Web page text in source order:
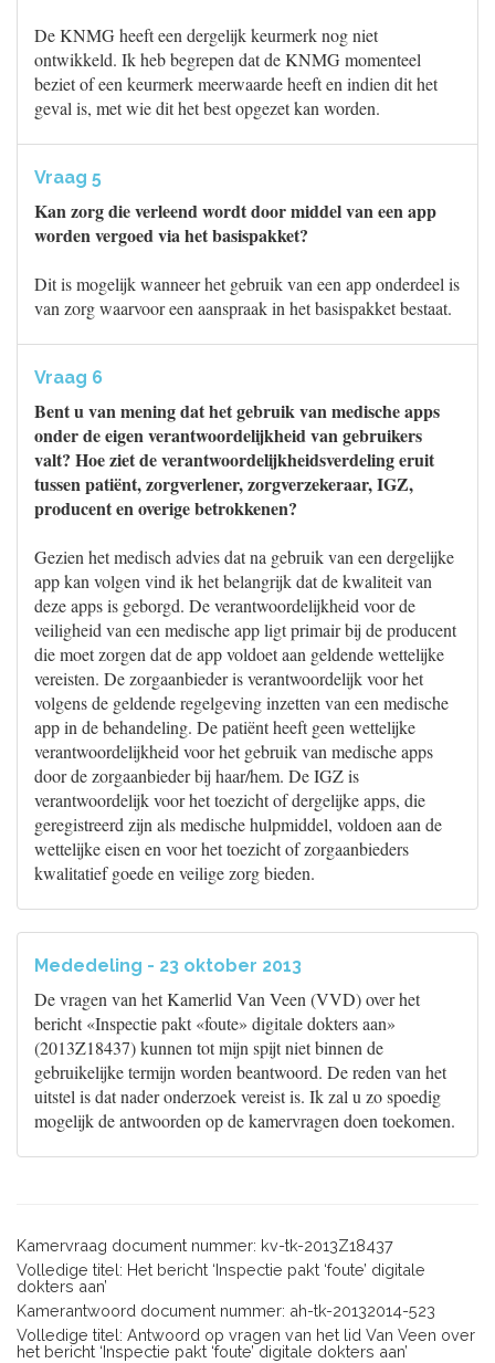
De KNMG heeft een dergelijk keurmerk nog niet
ontwikkeld. Ik heb begrepen dat de KNMG momenteel
beziet of een keurmerk meerwaarde heeft en indien dit het
geval is, met wie dit het best opgezet kan worden.
Vraag 5
Kan zorg die verleend wordt door middel van een app
worden vergoed via het basispakket?
Dit is mogelijk wanneer het gebruik van een app onderdeel is
van zorg waarvoor een aanspraak in het basispakket bestaat.
Vraag 6
Bent u van mening dat het gebruik van medische apps
onder de eigen verantwoordelijkheid van gebruikers
valt? Hoe ziet de verantwoordelijkheidsverdeling eruit
tussen patiënt, zorgverlener, zorgverzekeraar, IGZ,
producent en overige betrokkenen?
Gezien het medisch advies dat na gebruik van een dergelijke
app kan volgen vind ik het belangrijk dat de kwaliteit van
deze apps is geborgd. De verantwoordelijkheid voor de
veiligheid van een medische app ligt primair bij de producent
die moet zorgen dat de app voldoet aan geldende wettelijke
vereisten. De zorgaanbieder is verantwoordelijk voor het
volgens de geldende regelgeving inzetten van een medische
app in de behandeling. De patiënt heeft geen wettelijke
verantwoordelijkheid voor het gebruik van medische apps
door de zorgaanbieder bij haar/hem. De IGZ is
verantwoordelijk voor het toezicht of dergelijke apps, die
geregistreerd zijn als medische hulpmiddel, voldoen aan de
wettelijke eisen en voor het toezicht of zorgaanbieders
kwalitatief goede en veilige zorg bieden.
Mededeling - 23 oktober 2013
De vragen van het Kamerlid Van Veen (VVD) over het
bericht «Inspectie pakt «foute» digitale dokters aan»
(2013Z18437) kunnen tot mijn spijt niet binnen de
gebruikelijke termijn worden beantwoord. De reden van het
uitstel is dat nader onderzoek vereist is. Ik zal u zo spoedig
mogelijk de antwoorden op de kamervragen doen toekomen.
Kamervraag document nummer: kv-tk-2013Z18437
Volledige titel: Het bericht ‘Inspectie pakt ‘foute’ digitale
dokters aan’
Kamerantwoord document nummer: ah-tk-20132014-523
Volledige titel: Antwoord op vragen van het lid Van Veen over
het bericht ‘Inspectie pakt ‘foute’ digitale dokters aan’